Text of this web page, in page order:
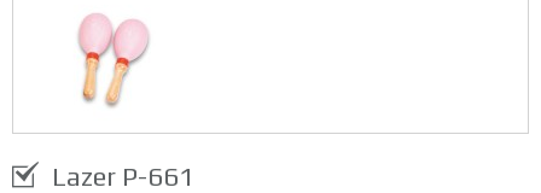
Lazer P-661